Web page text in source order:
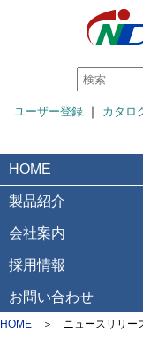
ユーザー登録｜ カタロ
HOME
製品紹介
会社案内
採用情報
お問い合わせ
HOME ＞ ニュースリリー